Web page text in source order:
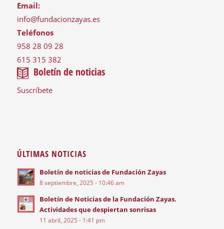
Email:
info@fundacionzayas.es
Teléfonos
958 28 09 28
615 315 382
Boletín de noticias
Suscríbete
ÚLTIMAS NOTICIAS
Boletín de noticias de Fundación Zayas
8 septiembre, 2025 - 10:46 am
Boletín de Noticias de la Fundación Zayas.
Actividades que despiertan sonrisas
11 abril, 2025 - 1:41 pm